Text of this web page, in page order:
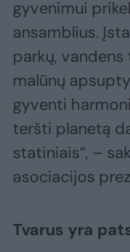
gyvenimui
ansamblius.
parkų, vandens
malūnų
gyventi
teršti planetą
statiniais“, –
asociacijos
Tvarus yra